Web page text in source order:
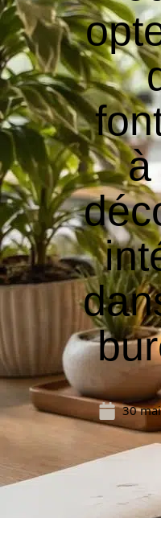
à
30